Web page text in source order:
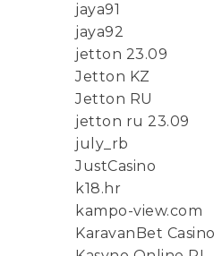
jaya91
jaya92
jetton 23.09
Jetton KZ
Jetton RU
jetton ru 23.09
july_rb
JustCasino
k18.hr
kampo-view.com
KaravanBet Casino